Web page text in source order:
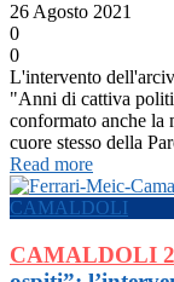
26 Agosto 2021
0
0
L'intervento
"Anni di cattiva
conformato anche la
cuore stesso della
Read more
CAMALDOLI
CAMALDOLI